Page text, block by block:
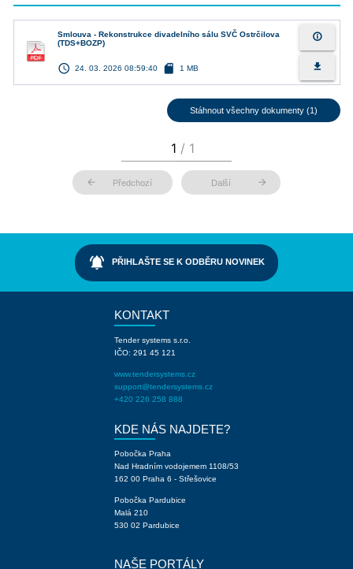
Smlouva - Rekonstrukce divadelního sálu SVČ Ostrčilova
(TDS+BOZP)
access_time 24. 03. 2026 08:59:40 sd_card 1 MB
info_outline
file_download
Stáhnout všechny dokumenty (1)
arrow_back Předchozí Další arrow_forward
notifications_active PŘIHLAŠTE SE K ODBĚRU NOVINEK
KONTAKT
Tender systems s.r.o.
IČO: 291 45 121
www.tendersystems.cz
support@tendersystems.cz
+420 226 258 888
KDE NÁS NAJDETE?
Pobočka Praha
Nad Hradním vodojemem 1108/53
162 00 Praha 6 - Střešovice
Pobočka Pardubice
Malá 210
530 02 Pardubice
NAŠE PORTÁLY